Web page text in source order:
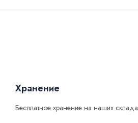
Хранение
Бесплатное хранение на наших